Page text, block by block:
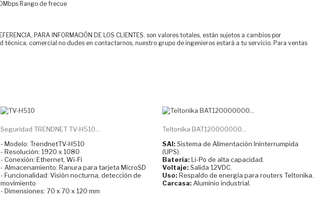
Rango de frecue
PARA INFORMACIÓN DE LOS CLIENTES. son valores totales, están sujetos a cambios por
comercial no dudes en contactarnos, nuestro grupo de ingenieros estará a tu servicio. Para ventas
Seguridad TRENDNET TV-H510...
- Modelo: TrendnetTV-H510
- Resolución: 1920 x 1080
- Conexión: Ethernet, Wi-Fi
- Almacenamiento: Ranura para tarjeta MicroSD
- Funcionalidad: Visión nocturna, detección de
movimiento
- Dimensiones: 70 x 70 x 120 mm
Teltonika BAT120000000...
SAI: Sistema de Alimentación Ininterrumpida
(UPS).
Batería: Li-Po de alta capacidad.
Voltaje: Salida 12VDC.
Uso: Respaldo de energía para routers Teltonika.
Carcasa: Aluminio industrial.